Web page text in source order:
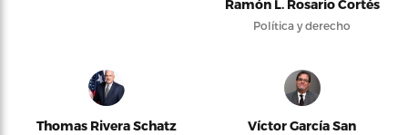
Ramón L. Rosario Cortés
Política y derecho
Thomas Rivera Schatz
Víctor García San